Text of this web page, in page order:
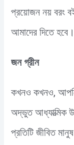
প্রয়োজন নয় বরং
আমাদের দিতে হবে।
জন গ্রীন
কখনও কখনও,
অদ্ভুত আধ্যাত্মিক
প্রতিটি জীবিত